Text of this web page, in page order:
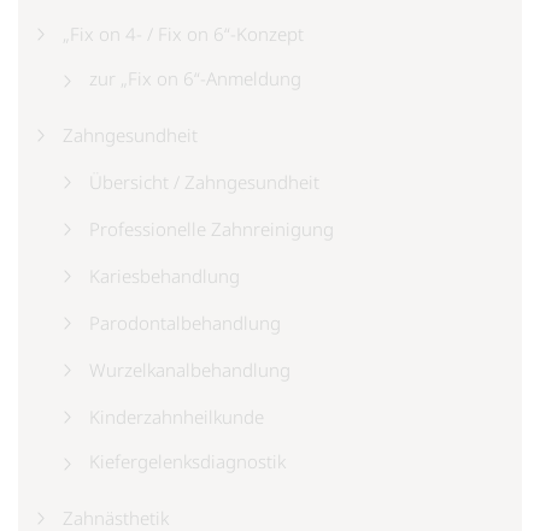
„Fix on 4- / Fix on 6“-Konzept
zur „Fix on 6“-Anmeldung
Zahngesundheit
Übersicht / Zahngesundheit
Professionelle Zahnreinigung
Kariesbehandlung
Parodontalbehandlung
Wurzelkanalbehandlung
Kinderzahnheilkunde
Kiefergelenksdiagnostik
Zahnästhetik